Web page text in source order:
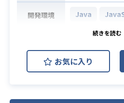
併走していきま
・Java or
・gitを用いた
・フレームワ
開発環境 Java
公立・私立保
供・運用
・MySQLでの
・JavaScript
お気に入り